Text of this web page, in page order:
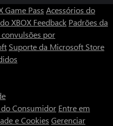
Game Pass Acessórios do
XBOX Feedback Padrões da
por
Suporte da Microsoft Store
do Consumidor Entre em
e Cookies Gerenciar